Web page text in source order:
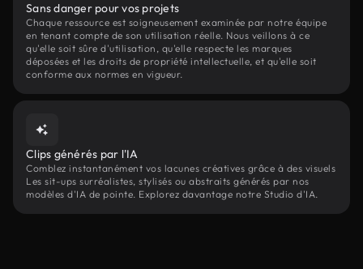
Sans danger pour vos projets
Chaque ressource est soigneusement examinée par notre équipe
en tenant compte de son utilisation réelle. Nous veillons à ce
qu'elle soit sûre d'utilisation, qu'elle respecte les marques
déposées et les droits de propriété intellectuelle, et qu'elle soit
conforme aux normes en vigueur.
Clips générés par l'IA
Comblez instantanément vos lacunes créatives grâce à des visuels
Les sit-ups surréalistes, stylisés ou abstraits générés par nos
modèles d'IA de pointe. Explorez davantage notre Studio d'IA.